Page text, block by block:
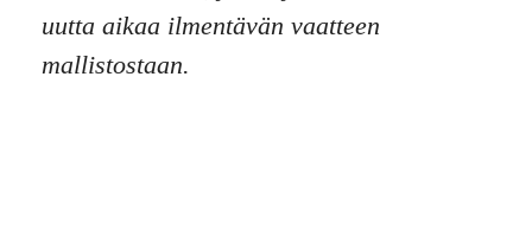
uutta aikaa ilmentävän vaatteen
mallistostaan.